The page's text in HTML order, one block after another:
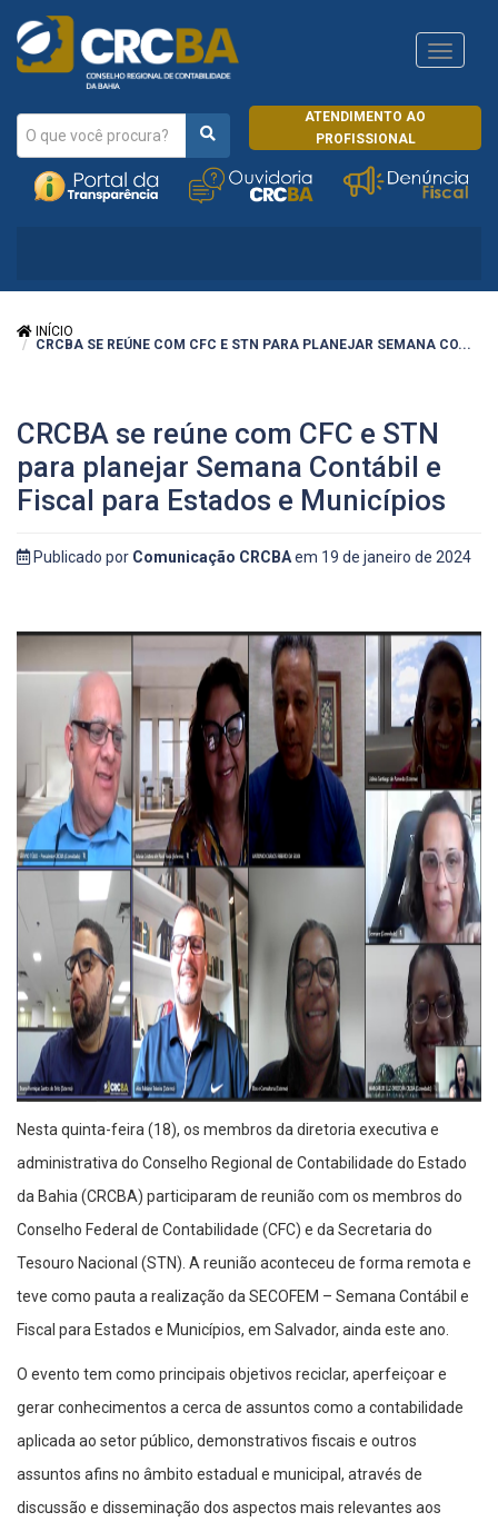
ATENDIMENTO AO
PROFISSIONAL
CRCRJ
INÍCIO
CRCBA SE REÚNE COM CFC E STN PARA PLANEJAR SEMANA CO...
CRCBA se reúne com CFC e STN
para planejar Semana Contábil e
Fiscal para Estados e Municípios
Publicado por Comunicação CRCBAem 19 de janeiro de 2024
Nesta quinta-feira (18), os membros da diretoria executiva e
administrativa do Conselho Regional de Contabilidade do Estado
da Bahia (CRCBA) participaram de reunião com os membros do
Conselho Federal de Contabilidade (CFC) e da Secretaria do
Tesouro Nacional (STN). A reunião aconteceu de forma remota e
teve como pauta a realização da SECOFEM – Semana Contábil e
Fiscal para Estados e Municípios, em Salvador, ainda este ano.
O evento tem como principais objetivos reciclar, aperfeiçoar e
gerar conhecimentos a cerca de assuntos como a contabilidade
aplicada ao setor público, demonstrativos fiscais e outros
assuntos afins no âmbito estadual e municipal, através de
discussão e disseminação dos aspectos mais relevantes aos